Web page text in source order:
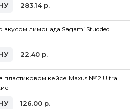
283.14р.
вкусом лимонада Sagami Studded
22.40р.
пластиковом кейсе Maxus №12 Ultra
126.00р.